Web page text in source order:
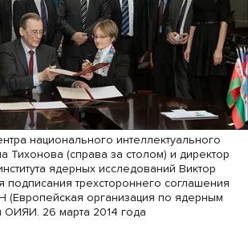
национального интеллектуального
Тихонова (справа за столом) и директор
ядерных исследований Виктор
трехстороннего соглашения
организация по ядерным
ОИЯИ. 26 марта 2014 года